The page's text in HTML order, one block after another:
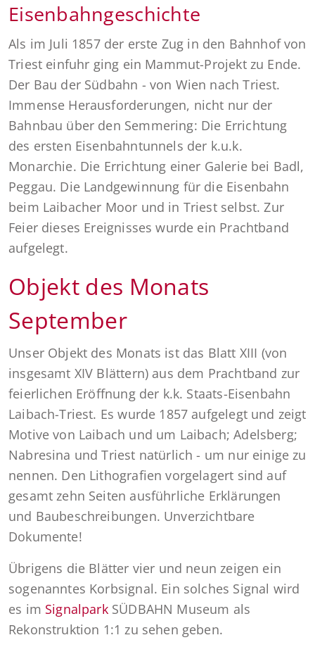
Eisenbahngeschichte
Als im Juli 1857 der erste Zug in den Bahnhof von
Triest einfuhr ging ein Mammut-Projekt zu Ende.
Der Bau der Südbahn - von Wien nach Triest.
Immense Herausforderungen, nicht nur der
Bahnbau über den Semmering: Die Errichtung
des ersten Eisenbahntunnels der k.u.k.
Monarchie. Die Errichtung einer Galerie bei Badl,
Peggau. Die Landgewinnung für die Eisenbahn
beim Laibacher Moor und in Triest selbst. Zur
Feier dieses Ereignisses wurde ein Prachtband
aufgelegt.
Objekt des Monats
September
Unser Objekt des Monats ist das Blatt XIII (von
insgesamt XIV Blättern) aus dem Prachtband zur
feierlichen Eröffnung der k.k. Staats-Eisenbahn
Laibach-Triest. Es wurde 1857 aufgelegt und zeigt
Motive von Laibach und um Laibach; Adelsberg;
Nabresina und Triest natürlich - um nur einige zu
nennen. Den Lithografien vorgelagert sind auf
gesamt zehn Seiten ausführliche Erklärungen
und Baubeschreibungen. Unverzichtbare
Dokumente!
Übrigens die Blätter vier und neun zeigen ein
sogenanntes Korbsignal. Ein solches Signal wird
es im Signalpark SÜDBAHN Museum als
Rekonstruktion 1:1 zu sehen geben.